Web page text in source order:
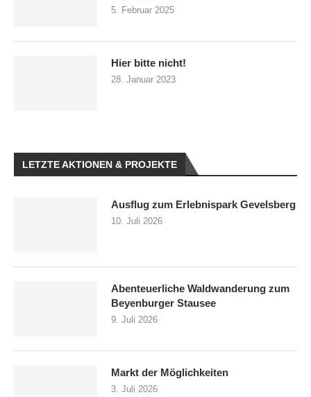
5. Februar 2025
Hier bitte nicht!
28. Januar 2023
LETZTE AKTIONEN & PROJEKTE
Ausflug zum Erlebnispark Gevelsberg
10. Juli 2026
Abenteuerliche Waldwanderung zum
Beyenburger Stausee
9. Juli 2026
Markt der Möglichkeiten
3. Juli 2026